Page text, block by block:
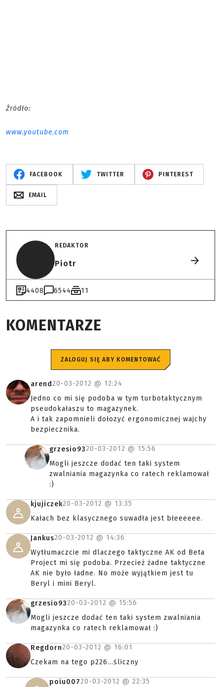
Źródło:
www.youtube.com
FACEBOOK TWITTER PINTEREST
EMAIL
REDAKTOR
Piotr
4408 6544 11
KOMENTARZE
ZALOGUJ SIĘ ABY KOMENTOWAĆ
arend20-03-2012 @ 12:24
Jedno co mi się podoba w tym turbotaktycznym
pseudokałaszu to magazynek.
A i tak zapomnieli dołozyć ergonomicznej wajchy
bezpiecznika.
grzesio9320-03-2012 @ 15:56
Mogli jeszcze dodać ten taki system
zwalniania magazynka co ratech reklamował
:)
kjujiczek20-03-2012 @ 13:35
Kałach bez klasycznego suwadła jest błeeeeee.
Jankus20-03-2012 @ 14:36
Wytłumaczcie mi dlaczego taktyczne AK od Beta
Project mi się podoba. Przecież żadne taktyczne
AK nie było ładne. No może wyjątkiem jest tu
Beryl i mini Beryl.
grzesio9320-03-2012 @ 15:56
Mogli jeszcze dodać ten taki system zwalniania
magazynka co ratech reklamował :)
Regdorn20-03-2012 @ 16:01
Czekam na tego p226...śliczny
poiu00720-03-2012 @ 22:35